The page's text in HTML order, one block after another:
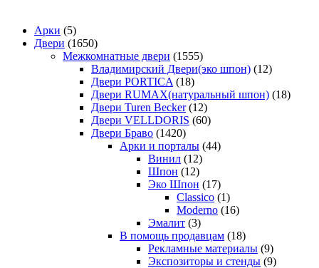
Арки (5)
Двери (1650)
Межкомнатные двери (1555)
Владимирский Двери(эко шпон) (12)
Двери PORTICA (18)
Двери RUMAX(натуральный шпон) (18)
Двери Turen Becker (12)
Двери VELLDORIS (60)
Двери Браво (1420)
Арки и порталы (44)
Винил (12)
Шпон (12)
Эко Шпон (17)
Classico (1)
Moderno (16)
Эмалит (3)
В помощь продавцам (18)
Рекламные материалы (9)
Экспозиторы и стенды (9)